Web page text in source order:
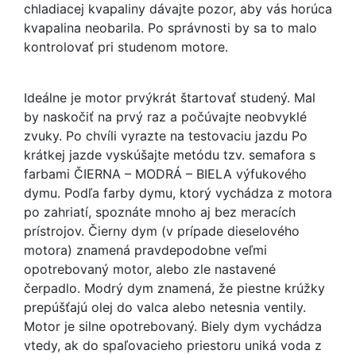
chladiacej kvapaliny dávajte pozor, aby vás horúca
kvapalina neobarila. Po správnosti by sa to malo
kontrolovať pri studenom motore.
Ideálne je motor prvýkrát štartovať studený. Mal
by naskočiť na prvý raz a počúvajte neobvyklé
zvuky. Po chvíli vyrazte na testovaciu jazdu Po
krátkej jazde vyskúšajte metódu tzv. semafora s
farbami ČIERNA – MODRÁ – BIELA výfukového
dymu. Podľa farby dymu, ktorý vychádza z motora
po zahriatí, spoznáte mnoho aj bez meracích
prístrojov. Čierny dym (v prípade dieselového
motora) znamená pravdepodobne veľmi
opotrebovaný motor, alebo zle nastavené
čerpadlo. Modrý dym znamená, že piestne krúžky
prepúšťajú olej do valca alebo netesnia ventily.
Motor je silne opotrebovaný. Biely dym vychádza
vtedy, ak do spaľovacieho priestoru uniká voda z